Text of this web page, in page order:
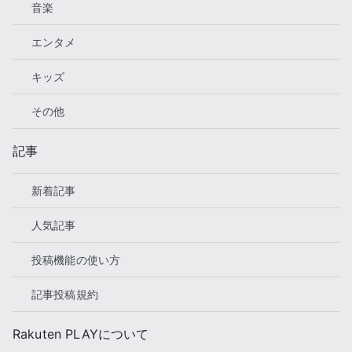
音楽
エンタメ
キッズ
その他
記事
新着記事
人気記事
投稿機能の使い方
記事投稿規約
Rakuten PLAYについて